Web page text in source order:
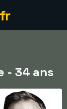
- 34 ans